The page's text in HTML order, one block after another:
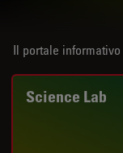
Il portale informativo
Science Lab